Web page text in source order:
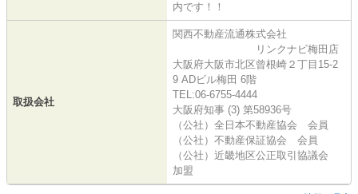
内です！！
取扱会社
関西不動産流通株式会社
リンクナビ梅田店
大阪府大阪市北区曾根崎２丁目15-2
9 ADビル梅田 6階
TEL:06-6755-4444
大阪府知事 (3) 第58936号
（公社）全日本不動産協会 会員
（公社）不動産保証協会 会員
（公社）近畿地区公正取引協議会
加盟